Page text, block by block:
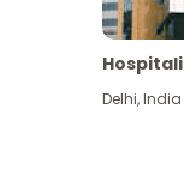
Delhi,India